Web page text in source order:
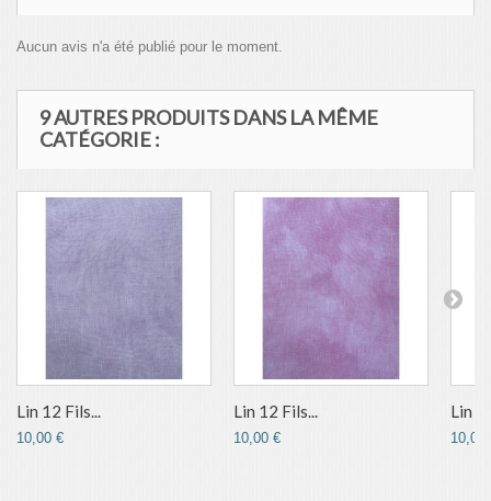
Aucun avis n'a été publié pour le moment.
9 AUTRES PRODUITS DANS LA MÊME
CATÉGORIE :
Lin 12 Fils...
10,00 €
Lin 12 Fils...
10,00 €
Lin
10,00